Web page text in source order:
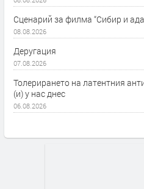
Сценарий за филма “Сибир и
08.08.2026
Деругация
07.08.2026
Толерирането на латентния
(и) у нас днес
06.08.2026